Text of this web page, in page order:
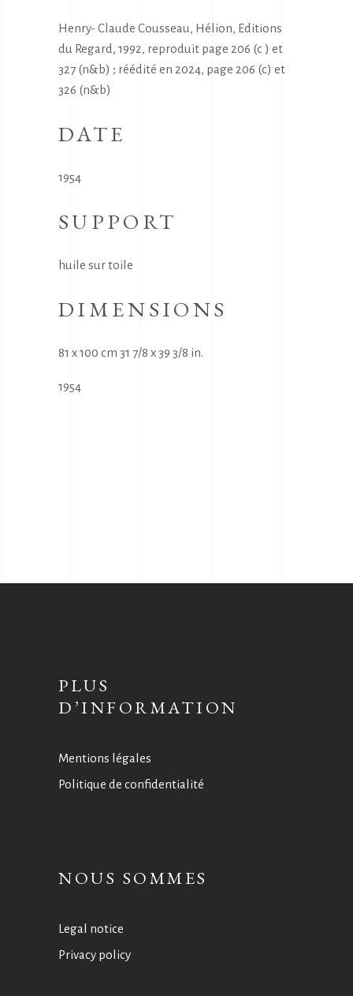
Henry- Claude Cousseau, Hélion, Editions
du Regard, 1992, reproduit page 206 (c ) et
327 (n&b) ; réédité en 2024, page 206 (c) et
326 (n&b)
DATE
1954
SUPPORT
huile sur toile
DIMENSIONS
81 x 100 cm 31 7/8 x 39 3/8 in.
1954
PLUS
D’INFORMATION
Mentions légales
Politique de confidentialité
NOUS SOMMES
Legal notice
Privacy policy